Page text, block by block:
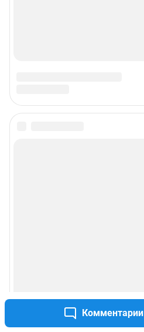
Комментарии